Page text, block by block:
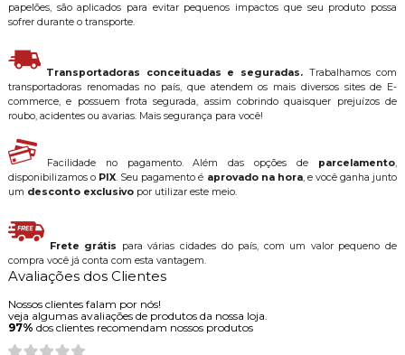
papelões, são aplicados para evitar pequenos impactos que seu produto possa
sofrer durante o transporte.
Transportadoras conceituadas e seguradas. Trabalhamos com
transportadoras renomadas no país, que atendem os mais diversos sites de E-
commerce, e possuem frota segurada, assim cobrindo quaisquer prejuízos de
roubo, acidentes ou avarias. Mais segurança para você!
Facilidade no pagamento. Além das opções de parcelamento,
disponibilizamos o PIX. Seu pagamento é aprovado na hora, e você ganha junto
um desconto exclusivopor utilizar este meio.
Frete grátis para várias cidades do país, com um valor pequeno de
compra você já conta com esta vantagem.
Avaliações dos Clientes
Nossos clientes falam por nós!
veja algumas avaliações de produtos da nossa loja.
97% dos clientes recomendam nossos produtos